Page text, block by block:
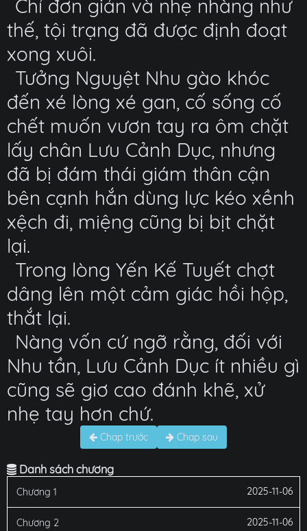
Chỉ đơn giản và nhẹ nhàng như
thế, tội trạng đã được định đoạt
xong xuôi.
Tưởng Nguyệt Nhu gào khóc
đến xé lòng xé gan, cố sống cố
chết muốn vươn tay ra ôm chặt
lấy chân Lưu Cảnh Dục, nhưng
đã bị đám thái giám thân cận
bên cạnh hắn dùng lực kéo xềnh
xệch đi, miệng cũng bị bịt chặt
lại.
Trong lòng Yến Kế Tuyết chợt
dâng lên một cảm giác hồi hộp,
thắt lại.
Nàng vốn cứ ngỡ rằng, đối với
Nhu tần, Lưu Cảnh Dục ít nhiều gì
cũng sẽ giơ cao đánh khẽ, xử
nhẹ tay hơn chứ.
Chap trước Chap sau
Danh sách chương
Chương 1 2025-11-06
Chương 2 2025-11-06